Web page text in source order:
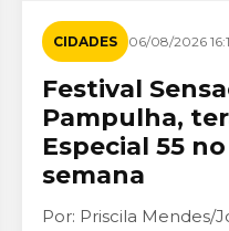
CIDADES 06/08/2026
Festival
Pampulha,
Especial 55
semana
Por: Priscila Mendes/